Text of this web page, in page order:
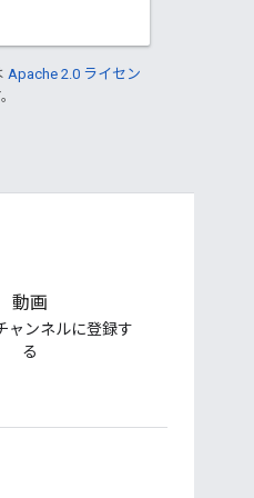
Apache 2.0 ライセン
動画
ャンネルに登録す
る